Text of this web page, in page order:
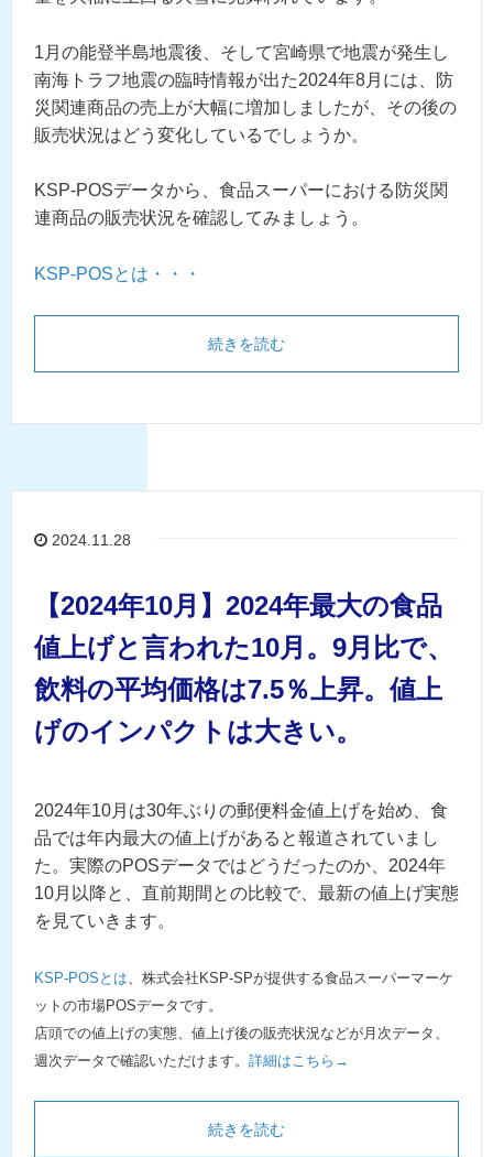
1月の能登半島地震後、そして宮崎県で地震が発生し
南海トラフ地震の臨時情報が出た2024年8月には、防
災関連商品の売上が大幅に増加しましたが、その後の
販売状況はどう変化しているでしょうか。
KSP-POSデータから、食品スーパーにおける防災関
連商品の販売状況を確認してみましょう。
KSP-POSとは・・・
続きを読む
2024.11.28
【2024年10月】2024年最大の食品
値上げと言われた10月。9月比で、
飲料の平均価格は7.5％上昇。値上
げのインパクトは大きい。
2024年10月は30年ぶりの郵便料金値上げを始め、食
品では年内最大の値上げがあると報道されていまし
た。実際のPOSデータではどうだったのか、2024年
10月以降と、直前期間との比較で、最新の値上げ実態
を見ていきます。
KSP-POSとは 、株式会社KSP-SPが提供する食品スーパーマーケ
ットの市場POSデータです。
店頭での値上げの実態、値上げ後の販売状況などが月次データ、
週次データで確認いただけます。 詳細はこちら→
続きを読む